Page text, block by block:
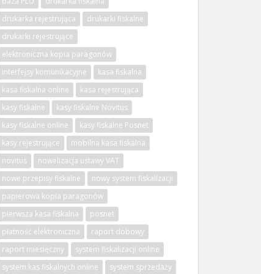
drukarka rejestrująca
drukarki fiskalne
drukarki rejestrujące
elektroniczna kopia paragonów
interfejsy komunikacyjne
kasa fiskalna
kasa fiskalna online
kasa rejestrująca
kasy fiskalne
kasy fiskalne Novitus
kasy fiskalne online
kasy fiskalne Posnet
kasy rejestrujące
mobilna kasa fiskalna
novitus
nowelizacja ustawy VAT
nowe przepisy fiskalne
nowy system fiskalizacji
papierowa kopia paragonów
pierwsza kasa fiskalna
posnet
płatność elektroniczna
raport dobowy
raport miesięczny
system fiskalizacji online
system kas fiskalnych online
system sprzedaży